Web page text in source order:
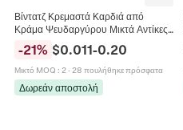
Βίντατζ Κρεμαστά Καρδιά από
Κράμα Ψευδαργύρου Μικτά Αντίκες
Μπρούτζος Love Φτερά Αγγέλου
Charms για DIY Κολιέ Βραχιόλι
Κατασκευή Κοσμημάτων Αξεσουάρ
-21% $0.011-0.20
Μικτό MOQ : 2· 28 πουλήθηκε πρόσφατα
Δωρεάν αποστολή